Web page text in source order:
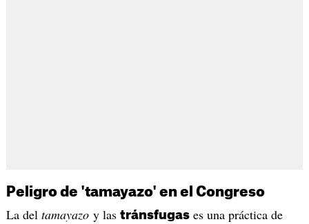
Peligro de 'tamayazo' en el Congreso
La del tamayazoy las tránsfugases una práctica de